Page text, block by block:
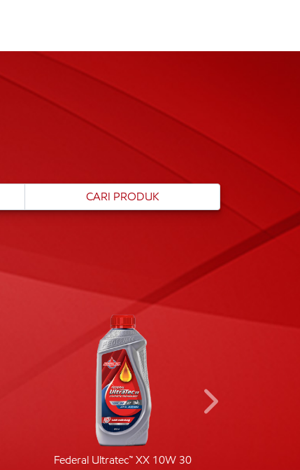
Federal Ultratec™ XX 10W 30